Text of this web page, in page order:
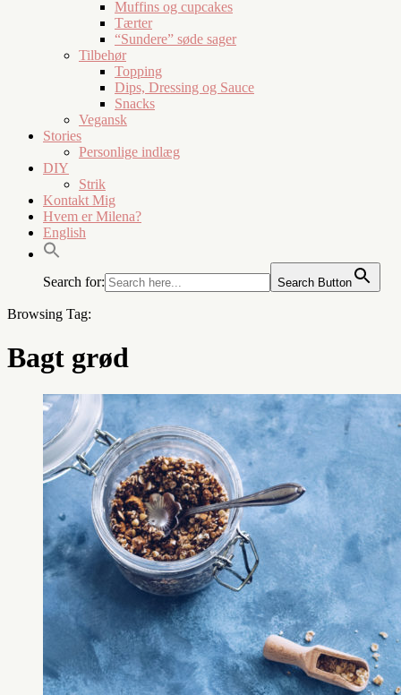
Muffins og cupcakes
Tærter
“Sundere” søde sager
Tilbehør
Topping
Dips, Dressing og Sauce
Snacks
Vegansk
Stories
Personlige indlæg
DIY
Strik
Kontakt Mig
Hvem er Milena?
English
Search for: Search Button
Browsing Tag:
Bagt grød